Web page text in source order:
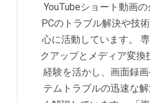
YouTubeショート動画の
PCのトラブル解決や技
心に活動しています。
クアップとメディア変
経験を活かし、画面録
テムトラブルの迅速な